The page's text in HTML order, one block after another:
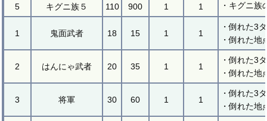
・キグニ
5 キグニ族５ 110 900 1 1
1 鬼面武者 18 15 1 1
・倒れた3
・倒れた
2 はんにゃ武者 20 35 1 1
・倒れた3
・倒れた
3 将軍 30 60 1 1
・倒れた3
・倒れた